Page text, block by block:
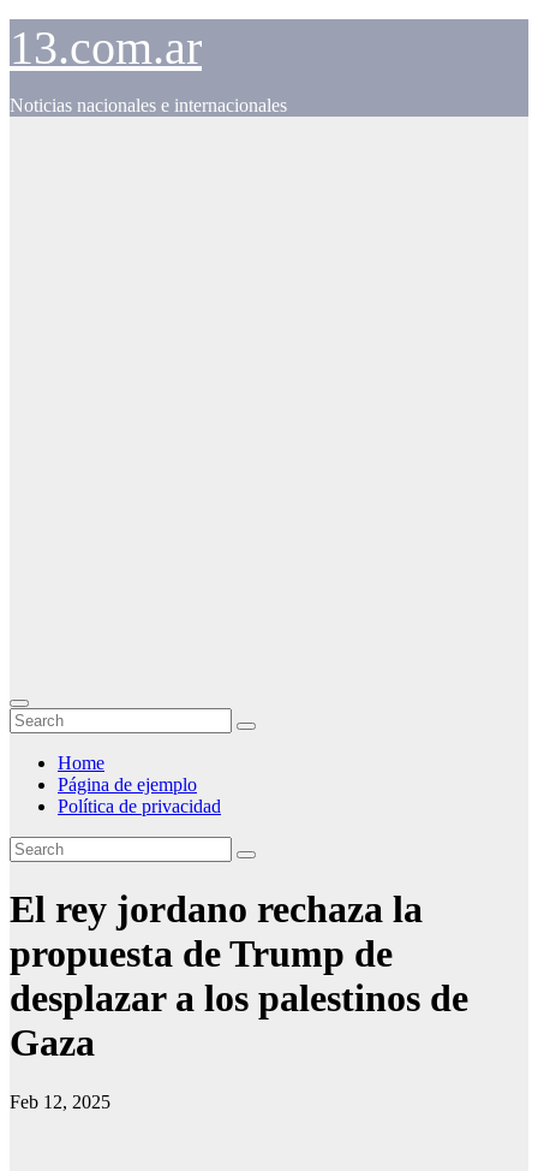
Skip
content
13.com.ar
Noticias nacionales e internacionales
Home
Página de ejemplo
Política de privacidad
El rey jordano rechaza la
propuesta de Trump de
desplazar a los palestinos de
Gaza
Feb 12, 2025